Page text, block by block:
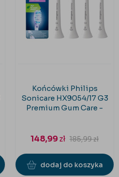
Końcówki Philips
Sonicare HX9054/17 G3
Premium Gum Care -
148,99zł 185,99zł
dodaj do koszyka